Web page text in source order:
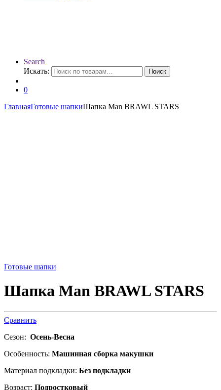
Search
Искать:
Поиск
0
ГлавнаяГотовые шапкиШапка Man BRAWL STARS
Готовые шапки
Шапка Man BRAWL STARS
Сравнить
Сезон: Осень-Весна
Особенность: Машинная сборка макушки
Материал подкладки: Без подкладки
Возраст: Подростковый